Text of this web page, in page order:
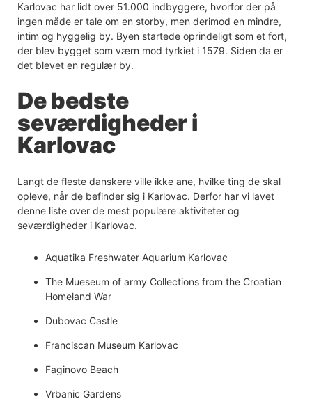
Karlovac har lidt over 51.000 indbyggere, hvorfor der på
ingen måde er tale om en storby, men derimod en mindre,
intim og hyggelig by. Byen startede oprindeligt som et fort,
der blev bygget som værn mod tyrkiet i 1579. Siden da er
det blevet en regulær by.
De bedste
seværdigheder i
Karlovac
Langt de fleste danskere ville ikke ane, hvilke ting de skal
opleve, når de befinder sig i Karlovac. Derfor har vi lavet
denne liste over de mest populære aktiviteter og
seværdigheder i Karlovac.
Aquatika Freshwater Aquarium Karlovac
The Mueseum of army Collections from the Croatian
Homeland War
Dubovac Castle
Franciscan Museum Karlovac
Faginovo Beach
Vrbanic Gardens